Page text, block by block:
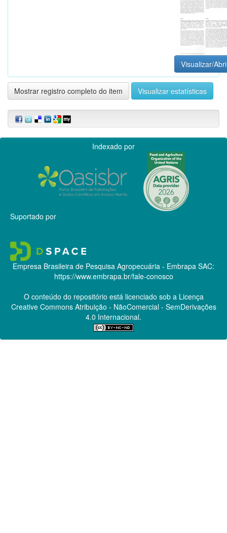
Visualizar/
Mostrar registro completo do item Visualizar estatísticas
Indexado por
Suportado por
Empresa Brasileira de Pesquisa Agropecuária - Embrapa SAC:
https://www.embrapa.br/fale-conosco
O conteúdo do repositório está licenciado sob a Licença
Creative CommonsAtribuição - NãoComercial - SemDerivações
4.0 Internacional.